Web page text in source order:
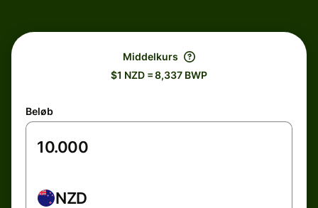
Middelkurs
$1 NZD = 8,337 BWP
Beløb
NZD